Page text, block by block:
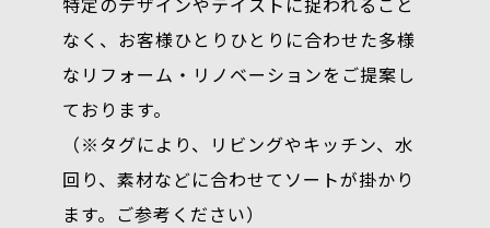
なく、お客様ひとりひとりに合わせた多様
なリフォーム・リノベーションをご提案し
ております。
（※タグにより、リビングやキッチン、水
回り、素材などに合わせてソートが掛かり
ます。ご参考ください）